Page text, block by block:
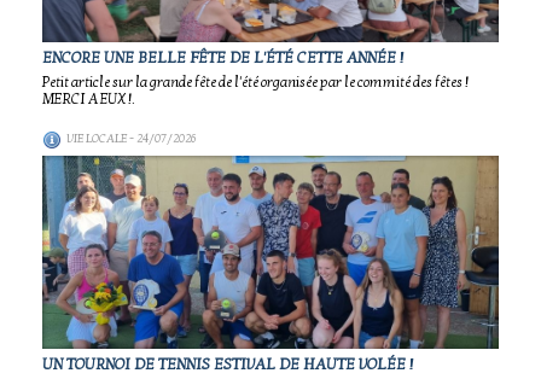
ENCORE UNE BELLE FÊTE DE L'ÉTÉ CETTE ANNÉE !
Petit article sur la grande fête de l'été organisée par le commité des fêtes !
MERCI A EUX !.
VIE LOCALE- 24/07/2026
UN TOURNOI DE TENNIS ESTIVAL DE HAUTE VOLÉE !